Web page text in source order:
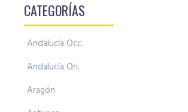
CATEGORÍAS
Andalucía Occ.
Andalucía Ori.
Aragón